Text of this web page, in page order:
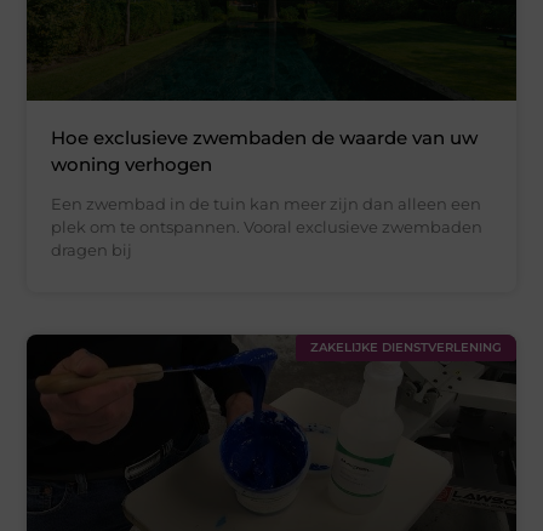
Hoe exclusieve zwembaden de waarde van uw
woning verhogen
Een zwembad in de tuin kan meer zijn dan alleen een
plek om te ontspannen. Vooral exclusieve zwembaden
dragen bij
ZAKELIJKE DIENSTVERLENING